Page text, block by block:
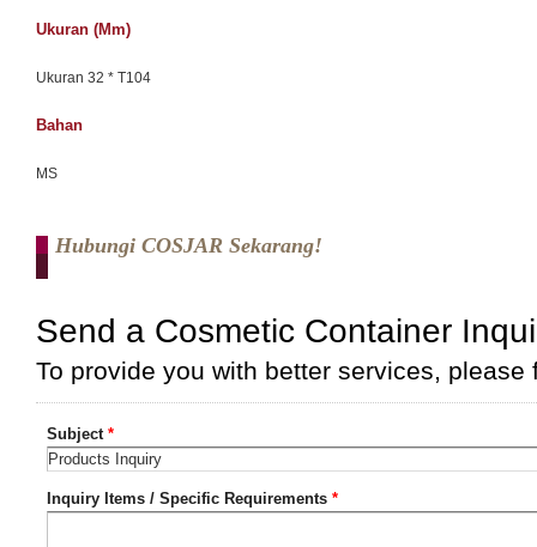
Ukuran (mm)
Ukuran 32 * T104
Bahan
MS
Hubungi COSJAR Sekarang!